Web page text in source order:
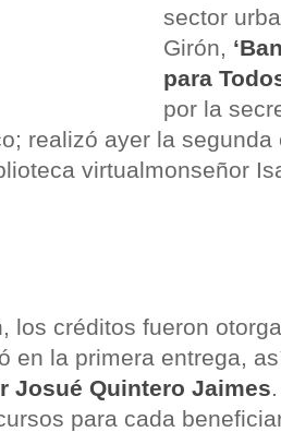
sector
Girón,
para
por la
realizó ayer la segunda
virtualmonseñor
los créditos fueron
en la primera entrega,
Josué Quintero Jaimes
para cada